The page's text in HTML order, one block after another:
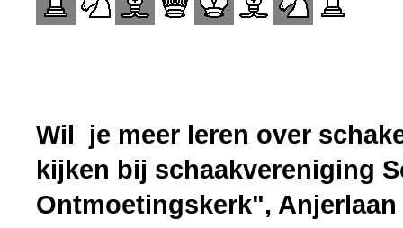
Wil je meer leren over
kijken bij schaakvereniging
Ontmoetingskerk",